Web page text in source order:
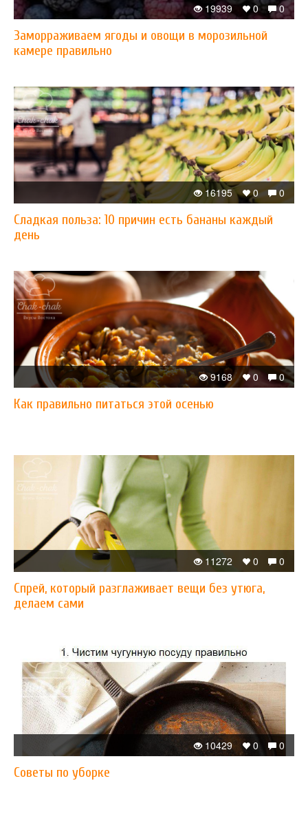
0
0
19939
Заморраживаем ягоды и овощи в морозильной
камере правильно
0
0
16195
Сладкая польза: 10 причин есть бананы каждый
день
0
0
9168
Как правильно питаться этой осенью
0
0
11272
Спрей, который разглаживает вещи без утюга,
делаем сами
0
0
10429
Советы по уборке